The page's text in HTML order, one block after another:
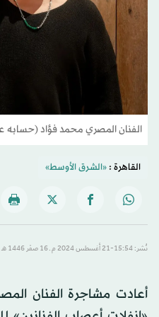
الفنان المصري محمد فؤاد (حسابه
القاهرة :«الشرق الأوسط»
نُشر: 15:54-21 أغسطس 2024 م ـ 16 صفَر 1446 هـ
أعادت مشاجرة الفنان